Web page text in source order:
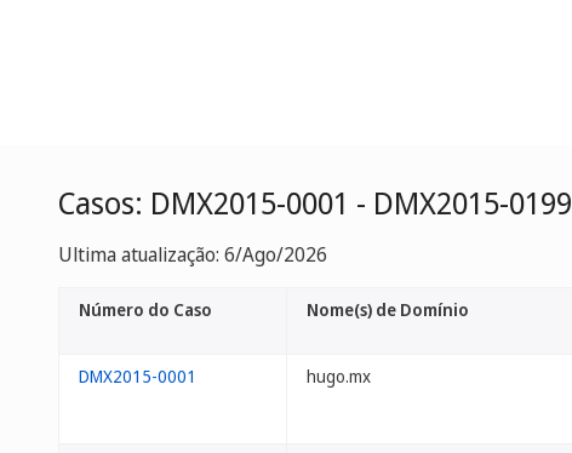
Casos: DMX2015-0001 - DMX2015-0199
Ultima atualização: 6/Ago/2026
Número do Caso Nome(s) de Domínio
DMX2015-0001 hugo.mx